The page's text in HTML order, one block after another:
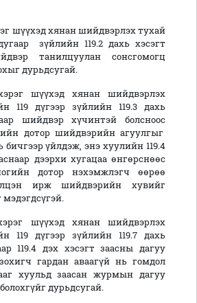
шүүхэд хянан шийдвэрлэх тухай
зүйлийн 119.2 дахь хэсэгт
танилцуулан сонсгомогц
дурьдсугай.
шүүхэд хянан шийдвэрлэх
119 дүгээр зүйлийн 119.3 дахь
шийдвэр хүчинтэй болсноос
дотор шийдвэрийн агуулгыг
бичгээр үйлдэж, энэ хуулийн 119.4
дээрхи хугацаа өнгөрснөөс
дотор нэхэмжлэгч өөрөө
ирж шийдвэрийн хувийг
мэдэгдсүгэй.
шүүхэд хянан шийдвэрлэх
119 дүгээр зүйлийн 119.7 дахь
119.4 дэх хэсэгт заасны дагуу
гардан аваагүй нь гомдол
хуульд заасан журмын дагуу
дурьдсугай.